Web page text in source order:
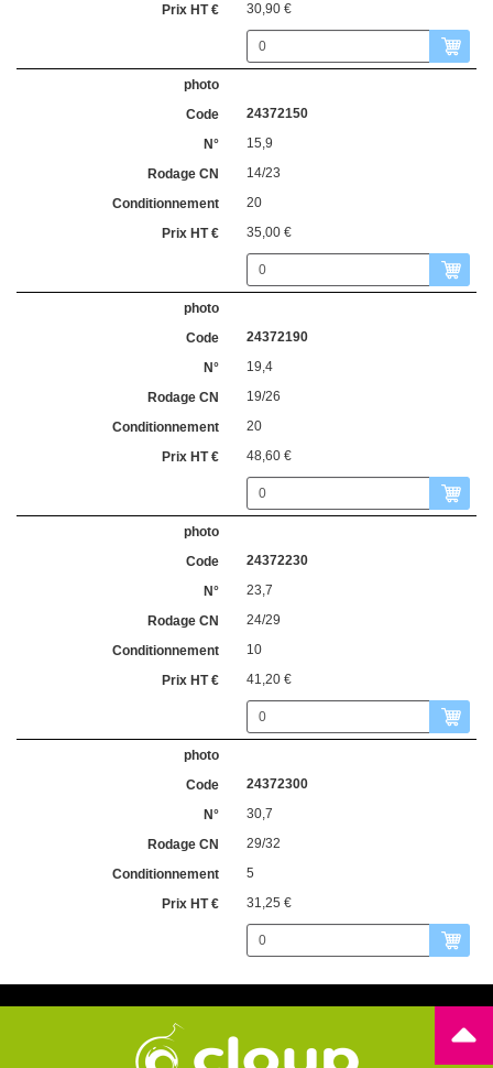
30,90 €
24372150
15,9
14/23
20
35,00 €
24372190
19,4
19/26
20
48,60 €
24372230
23,7
24/29
10
41,20 €
24372300
30,7
29/32
5
31,25 €